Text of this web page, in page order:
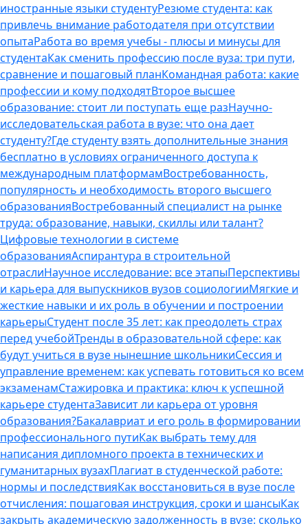
иностранные языки студентуРезюме студента: как
привлечь внимание работодателя при отсутствии
опытаРабота во время учебы - плюсы и минусы для
студентаКак сменить профессию после вуза: три пути,
сравнение и пошаговый планКомандная работа: какие
профессии и кому подходятВторое высшее
образование: стоит ли поступать еще разНаучно-
исследовательская работа в вузе: что она дает
студенту?Где студенту взять дополнительные знания
бесплатно в условиях ограниченного доступа к
международным платформамВостребованность,
популярность и необходимость второго высшего
образованияВостребованный специалист на рынке
труда: образование, навыки, скиллы или талант?
Цифровые технологии в системе
образованияАспирантура в строительной
отраслиНаучное исследование: все этапыПерспективы
и карьера для выпускников вузов социологииМягкие и
жесткие навыки и их роль в обучении и построении
карьерыСтудент после 35 лет: как преодолеть страх
перед учебойТренды в образовательной сфере: как
будут учиться в вузе нынешние школьникиСессия и
управление временем: как успевать готовиться ко всем
экзаменамСтажировка и практика: ключ к успешной
карьере студентаЗависит ли карьера от уровня
образования?Бакалавриат и его роль в формировании
профессионального путиКак выбрать тему для
написания дипломного проекта в технических и
гуманитарных вузахПлагиат в студенческой работе:
нормы и последствияКак восстановиться в вузе после
отчисления: пошаговая инструкция, сроки и шансыКак
закрыть академическую задолженность в вузе: сколько